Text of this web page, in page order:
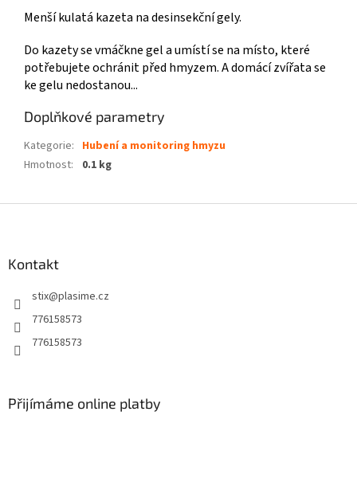
Menší kulatá kazeta na desinsekční gely.
Do kazety se vmáčkne gel a umístí se na místo, které
potřebujete ochránit před hmyzem. A domácí zvířata se
ke gelu nedostanou...
Doplňkové parametry
Kategorie: Hubení a monitoring hmyzu
Hmotnost: 0.1 kg
Kontakt
stix@plasime.cz
776158573
776158573
Přijímáme online platby